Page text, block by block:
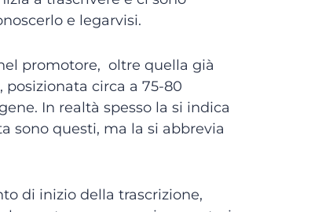
e legarvisi.
promotore, oltre quella già
, posizionata circa a 75-80
In realtà spesso la si indica
sono questi, ma la si abbrevia
di inizio della trascrizione,